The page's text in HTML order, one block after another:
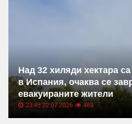
Над 32 хиляди хектара
в Испания, очаква се
евакуираните жители
23:45 22.07.2026 469